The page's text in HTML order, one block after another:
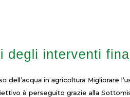
degli interventi
dell’acqua in agricoltura Migliorare
è perseguito grazie alla